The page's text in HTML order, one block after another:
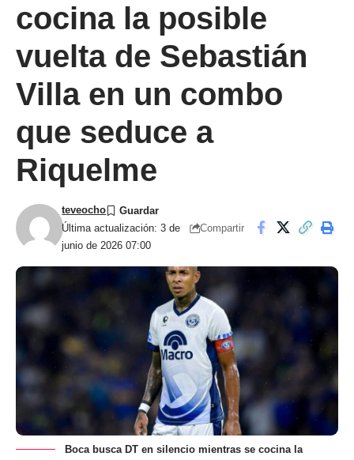
cocina la posible
vuelta de Sebastián
Villa en un combo
que seduce a
Riquelme
Última actualización: 3 de
junio de 2026 07:00
teveocho
Compartir
Boca busca DT en silencio mientras se cocina la